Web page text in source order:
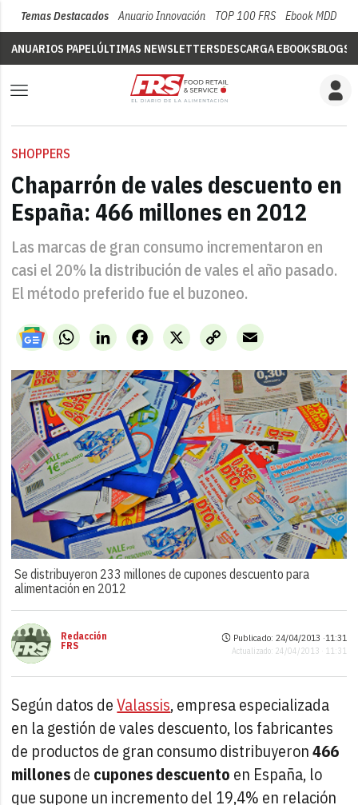
Temas Destacados Anuario Innovación TOP 100 FRS Ebook MDD
ANUARIOS PAPELÚLTIMAS NEWSLETTERSDESCARGA EBOOKSBLOGS
SHOPPERS
Chaparrón de vales descuento en
España: 466 millones en 2012
Las marcas de gran consumo incrementaron en
casi el 20% la distribución de vales el año pasado.
El método preferido fue el buzoneo.
WhatsAppLinkedIn X
Facebook
Copy
Link
Email
Se distribuyeron 233 millones de cupones descuento para
alimentación en 2012
Redacción
FRS
Publicado: 24/04/2013 ·11:31
Actualizado: 24/04/2013 · 11:31
Según datos deValassis, empresa especializada
en la gestión de vales descuento, los fabricantes
de productos de gran consumo distribuyeron466
millonesde cupones descuento en España, lo
que supone un incremento del 19,4% en relación